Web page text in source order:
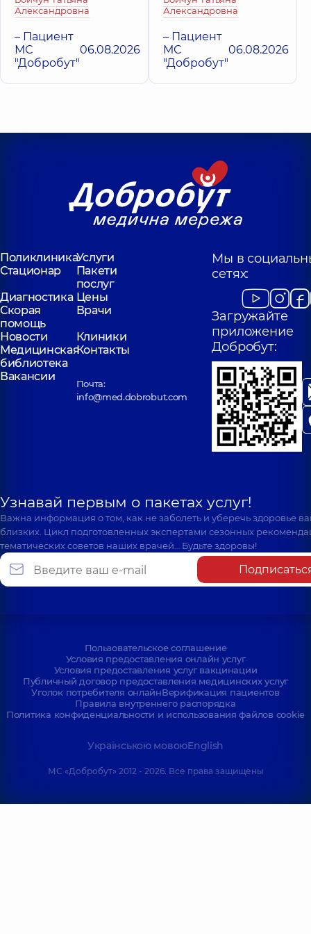
Поликлиника
Юлии
(Михаила
Александровна
– Пациент
МС
"Добробут"
06.08.2026
Александровна
– Пациент
МС
"Добробут"
06.08.2026
ПоликлиникаУслуги
Стационар
Пакети
послуг
Диагностика Цены
Скорая
помощь
Врачи
Новости
Клиники
Медицинская
библиотека
Контакты
Вакансии
Почта:
info@med.dobrobut.com
Мы в
сетях:
Загружайте
приложение
Добробут:
Узнавай первым о пакетах услуг!
Важна информация о том, как не заболеть и уберечь здоровье
близких. Цикл подготовленных экспертами сезонных
тематических советов наших врачей… Будьте здоровы!
Пользовательское соглашение
Условия предоставления онлайн услуг
Условия предоставления услуг вакцинации
Публичный договор предоставления медицинских услуг
Уголок потребителя онлайнВерификация пациентов
Правила внутреннего распорядка
Политика конфиденциальности и использования файлов cookie
Українською мовоюEnglish
МС «Добробут» 2012 - 2026. Все права защищены